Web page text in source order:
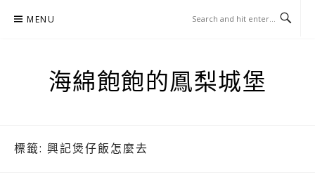
MENU
海綿飽飽的鳳梨城堡
標籤: 興記煲仔飯怎麼去